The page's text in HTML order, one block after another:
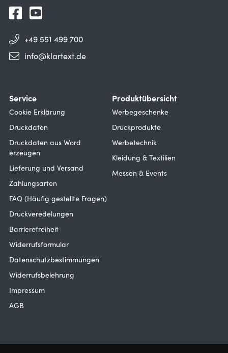
+49 551 499 700
info@klartext.de
Service
Cookie Erklärung
Druckdaten
Druckdaten aus Word
erzeugen
Lieferung und Versand
Zahlungsarten
FAQ (Häufig gestellte Fragen)
Druckveredelungen
Barrierefreiheit
Widerrufsformular
Datenschutzbestimmungen
Widerrufsbelehrung
Impressum
AGB
Produktübersicht
Werbegeschenke
Druckprodukte
Werbetechnik
Kleidung & Textilien
Messen & Events